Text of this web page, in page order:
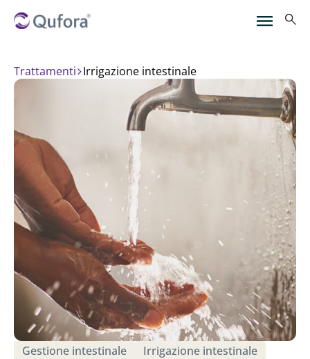
Trattamenti irrigazione intestinale
Gestione intestinale
Irrigazione intestinale